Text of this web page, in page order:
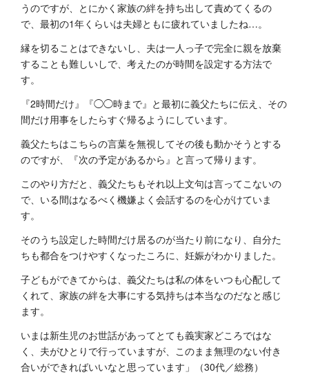
うのですが、とにかく家族の絆を持ち出して責めてくるの
で、最初の1年くらいは夫婦ともに疲れていましたね…。
縁を切ることはできないし、夫は一人っ子で完全に親を放棄
することも難しいしで、考えたのが時間を設定する方法で
す。
『2時間だけ』『◯◯時まで』と最初に義父たちに伝え、その
間だけ用事をしたらすぐ帰るようにしています。
義父たちはこちらの言葉を無視してその後も動かそうとする
のですが、『次の予定があるから』と言って帰ります。
このやり方だと、義父たちもそれ以上文句は言ってこないの
で、いる間はなるべく機嫌よく会話するのを心がけていま
す。
そのうち設定した時間だけ居るのが当たり前になり、自分た
ちも都合をつけやすくなったころに、妊娠がわかりました。
子どもができてからは、義父たちは私の体をいつも心配して
くれて、家族の絆を大事にする気持ちは本当なのだなと感じ
ます。
いまは新生児のお世話があってとても義実家どころではな
く、夫がひとりで行っていますが、このまま無理のない付き
合いができればいいなと思っています」（30代／総務）